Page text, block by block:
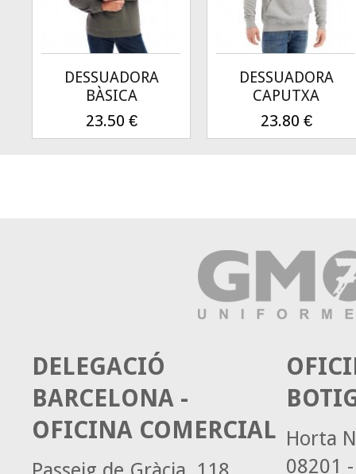
DESSUADORA
BÀSICA
23.50 €
DESSUADORA
CAPUTXA
23.80 €
Horta
08201
DELEGACIÓ
BARCELONA -
OFICINA COMERCIAL